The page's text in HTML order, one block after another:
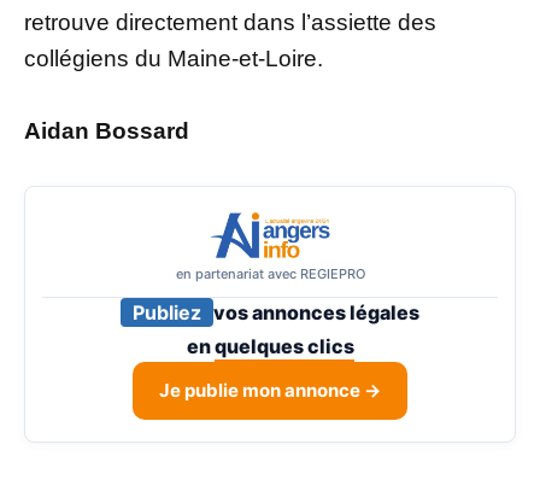
retrouve directement dans l’assiette des
collégiens du Maine-et-Loire.
Aidan Bossard
en partenariat avec REGIEPRO
Publiez vos annonces légales
enquelques clics
Je publie mon annonce →